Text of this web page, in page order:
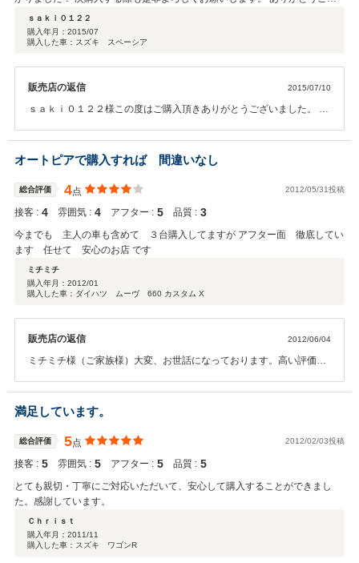
いました！
ｓａｋｉ０１２２
購入年月： 2015/07
購入した車：スズキ スペーシア
販売店の返信 2015/07/10
ｓａｋｉ０１２２様この度はご購入頂きありがとうございました。 そ
トラブルも迅速に対応させていただきます。 無料保証もついています
ので、小さなことでもお気軽にお問い合わせください。 これからもお
付き合いのほどよろしくお願い致します。 誠にありがとうございまし
た。
オートピアで購入すれば 間違いなし
総合評価 4点 2012/05/31投稿
接客 : 4 雰囲気 : 4 アフター : 5 品質 : 3
今までも 主人の車も含めて ３台購入してますが アフター面 徹底してい
ます 任せて 安心のお店 です
ミチミチ
購入年月： 2012/01
購入した車：ダイハツ ムーヴ 660 カスタム X
販売店の返信 2012/06/04
ミチミチ様（ご家族様）大変、お世話になっております。高い評価頂
させて頂きますので何か御座いましたらお気軽にご相談ください。
満足しています。
総合評価 5点 2012/02/03投稿
接客 : 5 雰囲気 : 5 アフター : 5 品質 : 5
とても親切・丁寧にご対応いただいて、安心して購入することができまし
た。感謝しています。
Ｃｈｒｉｓｔ
購入年月： 2011/11
購入した車：スズキ ワゴンR